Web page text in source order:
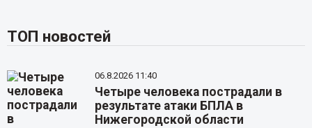
ТОП новостей
06.8.2026 11:40
Четыре человека пострадали в
результате атаки БПЛА в
Нижегородской области